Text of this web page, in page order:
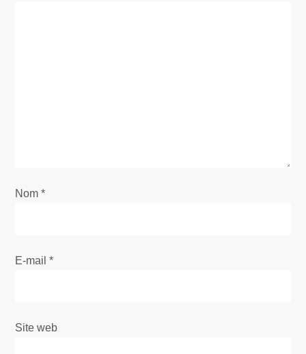
’
r
Nom*
E-mail*
Site web